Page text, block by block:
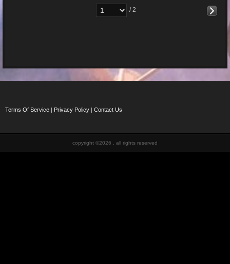
/ 2
Terms Of Service Privacy Policy Contact Us
copyright ©2026 , all rights reserved